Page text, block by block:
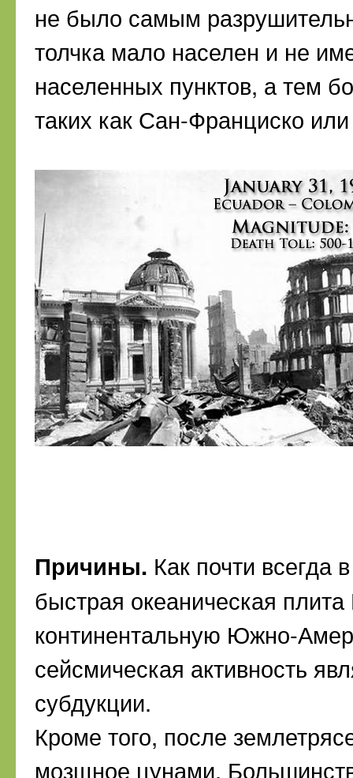
не было самым
толчка мало населен и не
населенных пунктов, а тем
таких как Сан-Франциско
Причины. Как почти
быстрая океаническая
континентальную Южно-
сейсмическая активность
субдукции.
Кроме того, после
мозщное цунами.